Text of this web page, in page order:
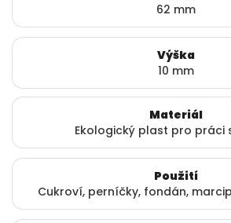
62 mm
Výška
10 mm
Materiál
Ekologický plast pro práci
Použití
Cukroví, perníčky, fondán,